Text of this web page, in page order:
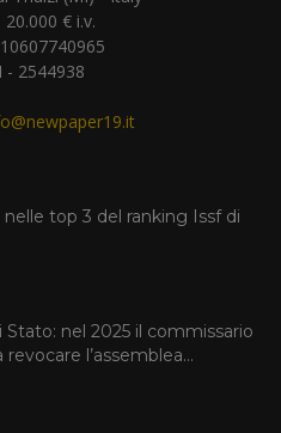
20.000 € i.v.
- 2544938
nelle top 3 del ranking Issf di
Stato: nel 2025 il commissario
l’assemblea...